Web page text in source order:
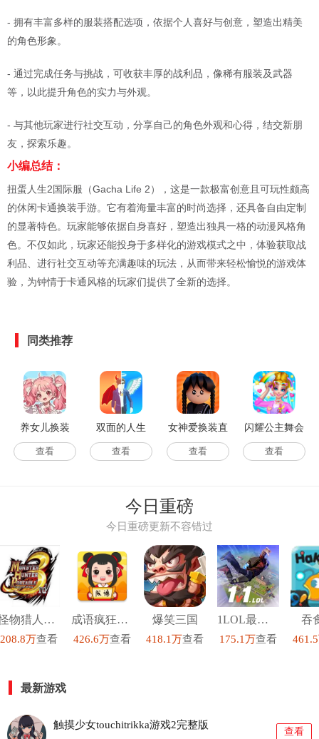
- 拥有丰富多样的服装搭配选项，依据个人喜好与创意，塑造出精美
的角色形象。
- 通过完成任务与挑战，可收获丰厚的战利品，像稀有服装及武器
等，以此提升角色的实力与外观。
- 与其他玩家进行社交互动，分享自己的角色外观和心得，结交新朋
友，探索乐趣。
小编总结：
扭蛋人生2国际服（Gacha Life 2），这是一款极富创意且可玩性颇高
的休闲卡通换装手游。它有着海量丰富的时尚选择，还具备自由定制
的显著特色。玩家能够依据自身喜好，塑造出独具一格的动漫风格角
色。不仅如此，玩家还能投身于多样化的游戏模式之中，体验获取战
利品、进行社交互动等充满趣味的玩法，从而带来轻松愉悦的游戏体
验，为钟情于卡通风格的玩家们提供了全新的选择。
同类推荐
养女儿换装
查看
双面的人生
3D(ChooseLife3D)
查看
女神爱换装直
装游戏版
查看
闪耀公主舞会
无广告版
查看
今日重磅
今日重磅更新不容错过
怪物猎人P3汉化高清版
208.8万查看
成语疯狂猜红包版
426.6万查看
爆笑三国
418.1万查看
1LOL最新版
175.1万查看
吞
最新游戏
触摸少女touchitrikka游戏2完整版
查看